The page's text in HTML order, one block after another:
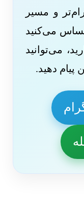
و مسیر
می‌کنید
می‌توانید
پیام دهید.